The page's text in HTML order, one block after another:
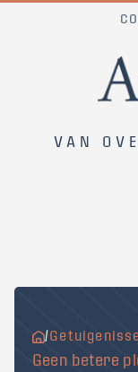
VAN
Geen betere
/